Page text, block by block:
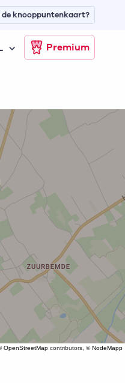
Premium
de knooppuntenkaart?
OpenStreetMap contributors, ©NodeMapp